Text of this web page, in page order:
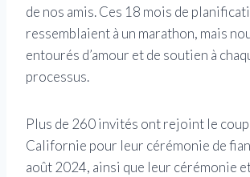
de nos amis. Ces 18 mois de
ressemblaient à un marathon, mais
entourés d’amour et de soutien à
processus.
Plus de 260 invités ont rejoint le
Californie pour leur cérémonie de
août 2024, ainsi que leur cérémonie